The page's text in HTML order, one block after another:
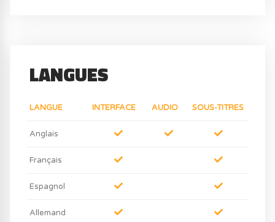
LANGUES
LANGUE INTERFACE AUDIO SOUS-TITRES
Anglais
Français
Espagnol
Allemand